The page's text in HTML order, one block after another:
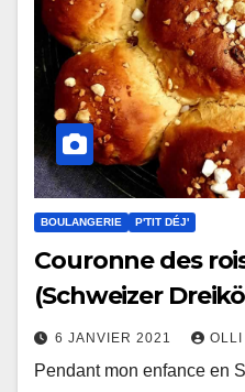
BOULANGERIE P'TIT DÉJ'
Couronne des
(Schweizer
6 JANVIER 2021 OLLI
Pendant mon enfance en